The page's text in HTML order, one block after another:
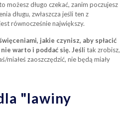
możesz długo czekać, zanim poczujesz
długu, zwłaszcza jeśli ten z
równocześnie największy.
jakie czynisz, aby spłacić
warto i poddać się. Jeśli tak zrobisz,
miałeś zaoszczędzić, nie będą miały
"lawiny